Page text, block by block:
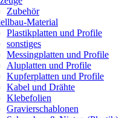
Zubehör
Material
Plastikplatten und Profile
sonstiges
Messingplatten und Profile
Aluplatten und Profile
Kupferplatten und Profile
Kabel und Drähte
Klebefolien
Gravierschablonen